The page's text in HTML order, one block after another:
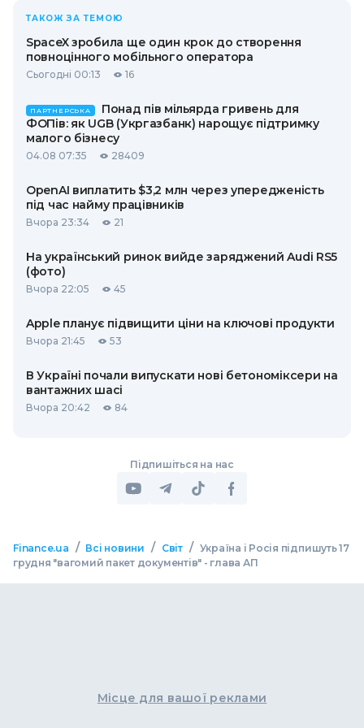
ТАКОЖ ЗА ТЕМОЮ
SpaceX зробила ще один крок до створення
повноцінного мобільного оператора
Сьогодні 00:13 16
ПАРТНЕРСЬКА
Понад пів мільярда гривень для
ФОПів: як UGB (Укргазбанк) нарощує підтримку
малого бізнесу
04.08 07:35 28409
OpenAI виплатить $3,2 млн через упередженість
під час найму працівників
Вчора 23:34 21
На український ринок вийде заряджений Audi RS5
(фото)
Вчора 22:05 45
Apple планує підвищити ціни на ключові продукти
Вчора 21:45 53
В Україні почали випускати нові бетономіксери на
вантажних шасі
Вчора 20:42 84
Підпишіться на нас
Finance.ua / Всі новини / Світ / Україна і Росія підпишуть 17
грудня "вагомий пакет документів" - глава АП
Місце для вашої реклами